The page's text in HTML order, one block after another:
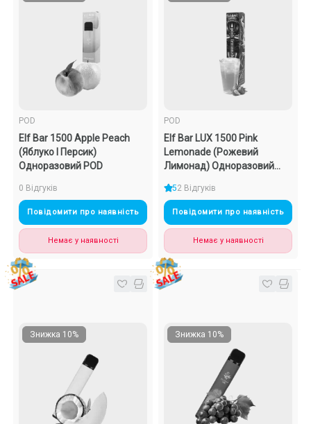
POD
Elf Bar 1500 Apple Peach
(Яблуко І Персик)
Одноразовий POD
0 Відгуків
Повідомити про наявність
Немає у наявності
POD
Elf Bar LUX 1500 Pink
Lemonade (Рожевий
Лимонад) Одноразовий
52 Відгуків
Повідомити про наявність
Немає у наявності
Знижка 10% Знижка 10%